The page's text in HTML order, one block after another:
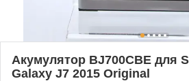
Акумулятор BJ700CBE для
Galaxy J7 2015 Original